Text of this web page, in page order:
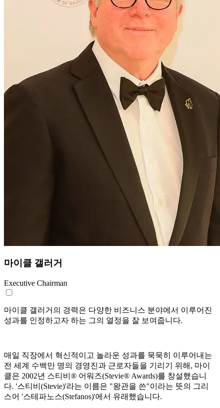
마이클 갤러거
Executive Chairman
마이클 갤러거의 경력은 다양한 비즈니스 분야에서 이루어진
성과를 인정하고자 하는 그의 열정을 잘 보여줍니다.
매일 직장에서 혁신적이고 놀라운 성과를 묵묵히 이루어내는
전 세계 수백만 명의 경영진과 근로자들을 기리기 위해, 마이
클은 2002년 스티비® 어워즈(Stevie® Awards)를 창설했습니
다. '스티비(Stevie)'라는 이름은 "왕관을 쓴"이라는 뜻의 그리
스어 '스테파노스(Stefanos)'에서 유래했습니다.